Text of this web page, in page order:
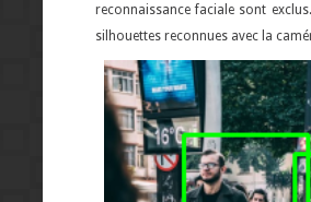
reconnaissance faciale sont
silhouettes reconnues avec la